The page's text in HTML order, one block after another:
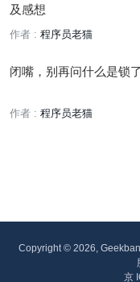
及感想
作者 : 程序员老猫
闭嘴，别再问什么是锁了
作者 : 程序员老猫
Copyright © 2026,
京